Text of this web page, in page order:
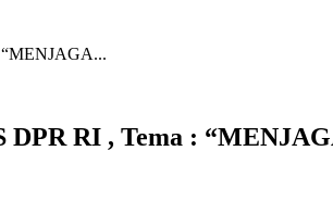
“MENJAGA...
DPR RI , Tema :